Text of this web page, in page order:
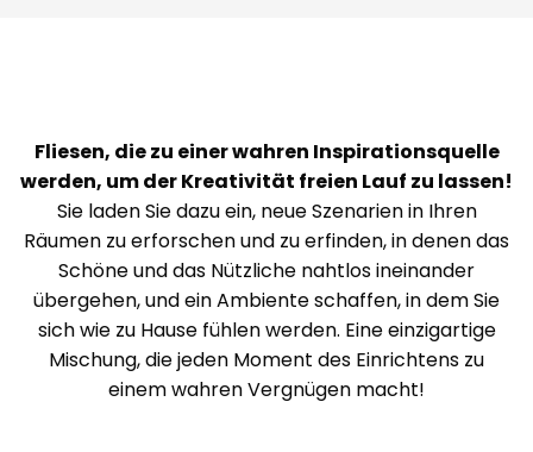
Fliesen, die zu einer wahren Inspirationsquelle
werden, um der Kreativität freien Lauf zu lassen!
Sie laden Sie dazu ein, neue Szenarien in Ihren
Räumen zu erforschen und zu erfinden, in denen das
Schöne und das Nützliche nahtlos ineinander
übergehen, und ein Ambiente schaffen, in dem Sie
sich wie zu Hause fühlen werden. Eine einzigartige
Mischung, die jeden Moment des Einrichtens zu
einem wahren Vergnügen macht!